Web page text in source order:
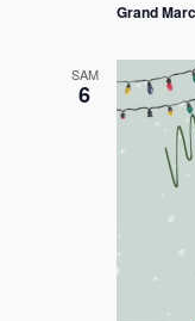
Grand
SAM
6